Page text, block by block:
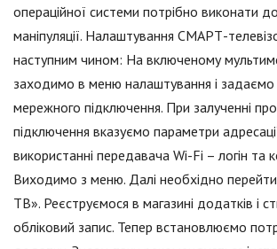
операційної системи потрібно виконати
маніпуляції. Налаштування СМАРТ-
наступним чином: На включеному
заходимо в меню налаштування і
мережного підключення. При залученні
підключення вказуємо параметри
використанні передавача Wi-Fi – логін та
Виходимо з меню. Далі необхідно
ТВ». Реєструємося в магазині додатків і
обліковий запис. Тепер встановлюємо